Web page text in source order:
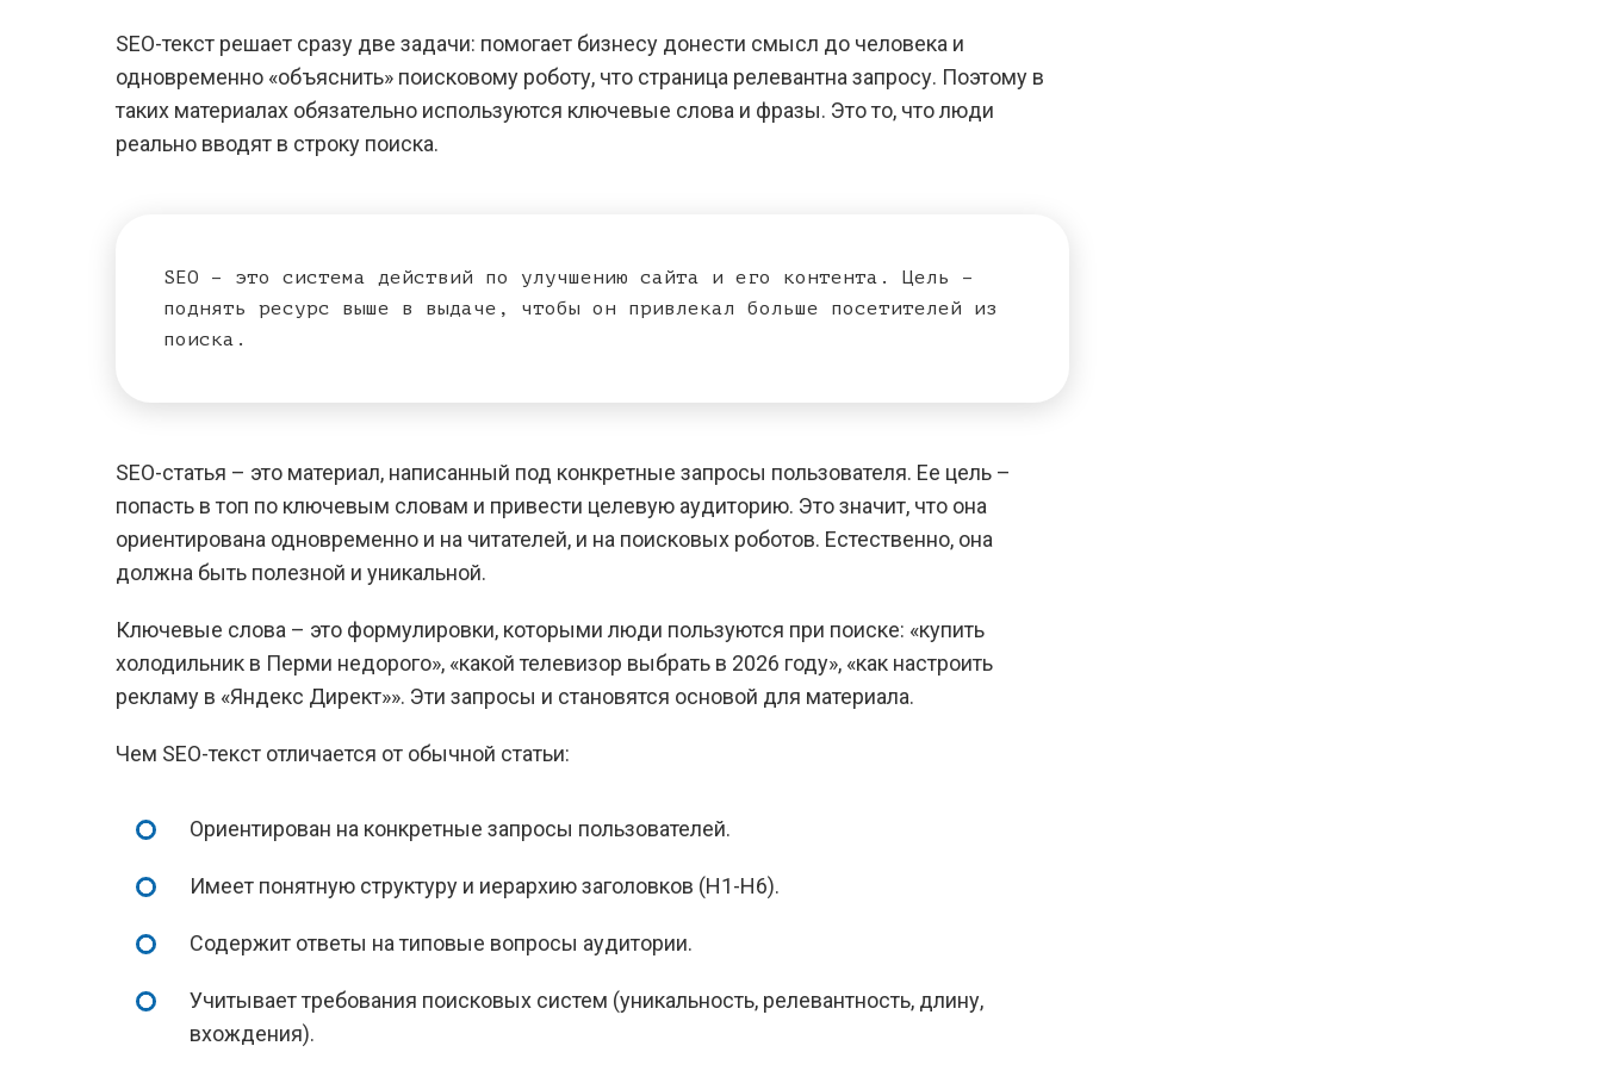
SEO-текст решает сразу две задачи: помогает бизнесу донести смысл до человека и
одновременно «объяснить» поисковому роботу, что страница релевантна запросу. Поэтому в
таких материалах обязательно используются ключевые слова и фразы. Это то, что люди
реально вводят в строку поиска.
SEO – это система действий по улучшению сайта и его контента. Цель –
поднять ресурс выше в выдаче, чтобы он привлекал больше посетителей из
поиска.
SEO-статья – это материал, написанный под конкретные запросы пользователя. Ее цель –
попасть в топ по ключевым словам и привести целевую аудиторию. Это значит, что она
ориентирована одновременно и на читателей, и на поисковых роботов. Естественно, она
должна быть полезной и уникальной.
Ключевые слова – это формулировки, которыми люди пользуются при поиске: «купить
холодильник в Перми недорого», «какой телевизор выбрать в 2026 году», «как настроить
рекламу в «Яндекс Директ»». Эти запросы и становятся основой для материала.
Чем SEO-текст отличается от обычной статьи:
Ориентирован на конкретные запросы пользователей.
Имеет понятную структуру и иерархию заголовков (H1-H6).
Содержит ответы на типовые вопросы аудитории.
Учитывает требования поисковых систем (уникальность, релевантность, длину,
вхождения).